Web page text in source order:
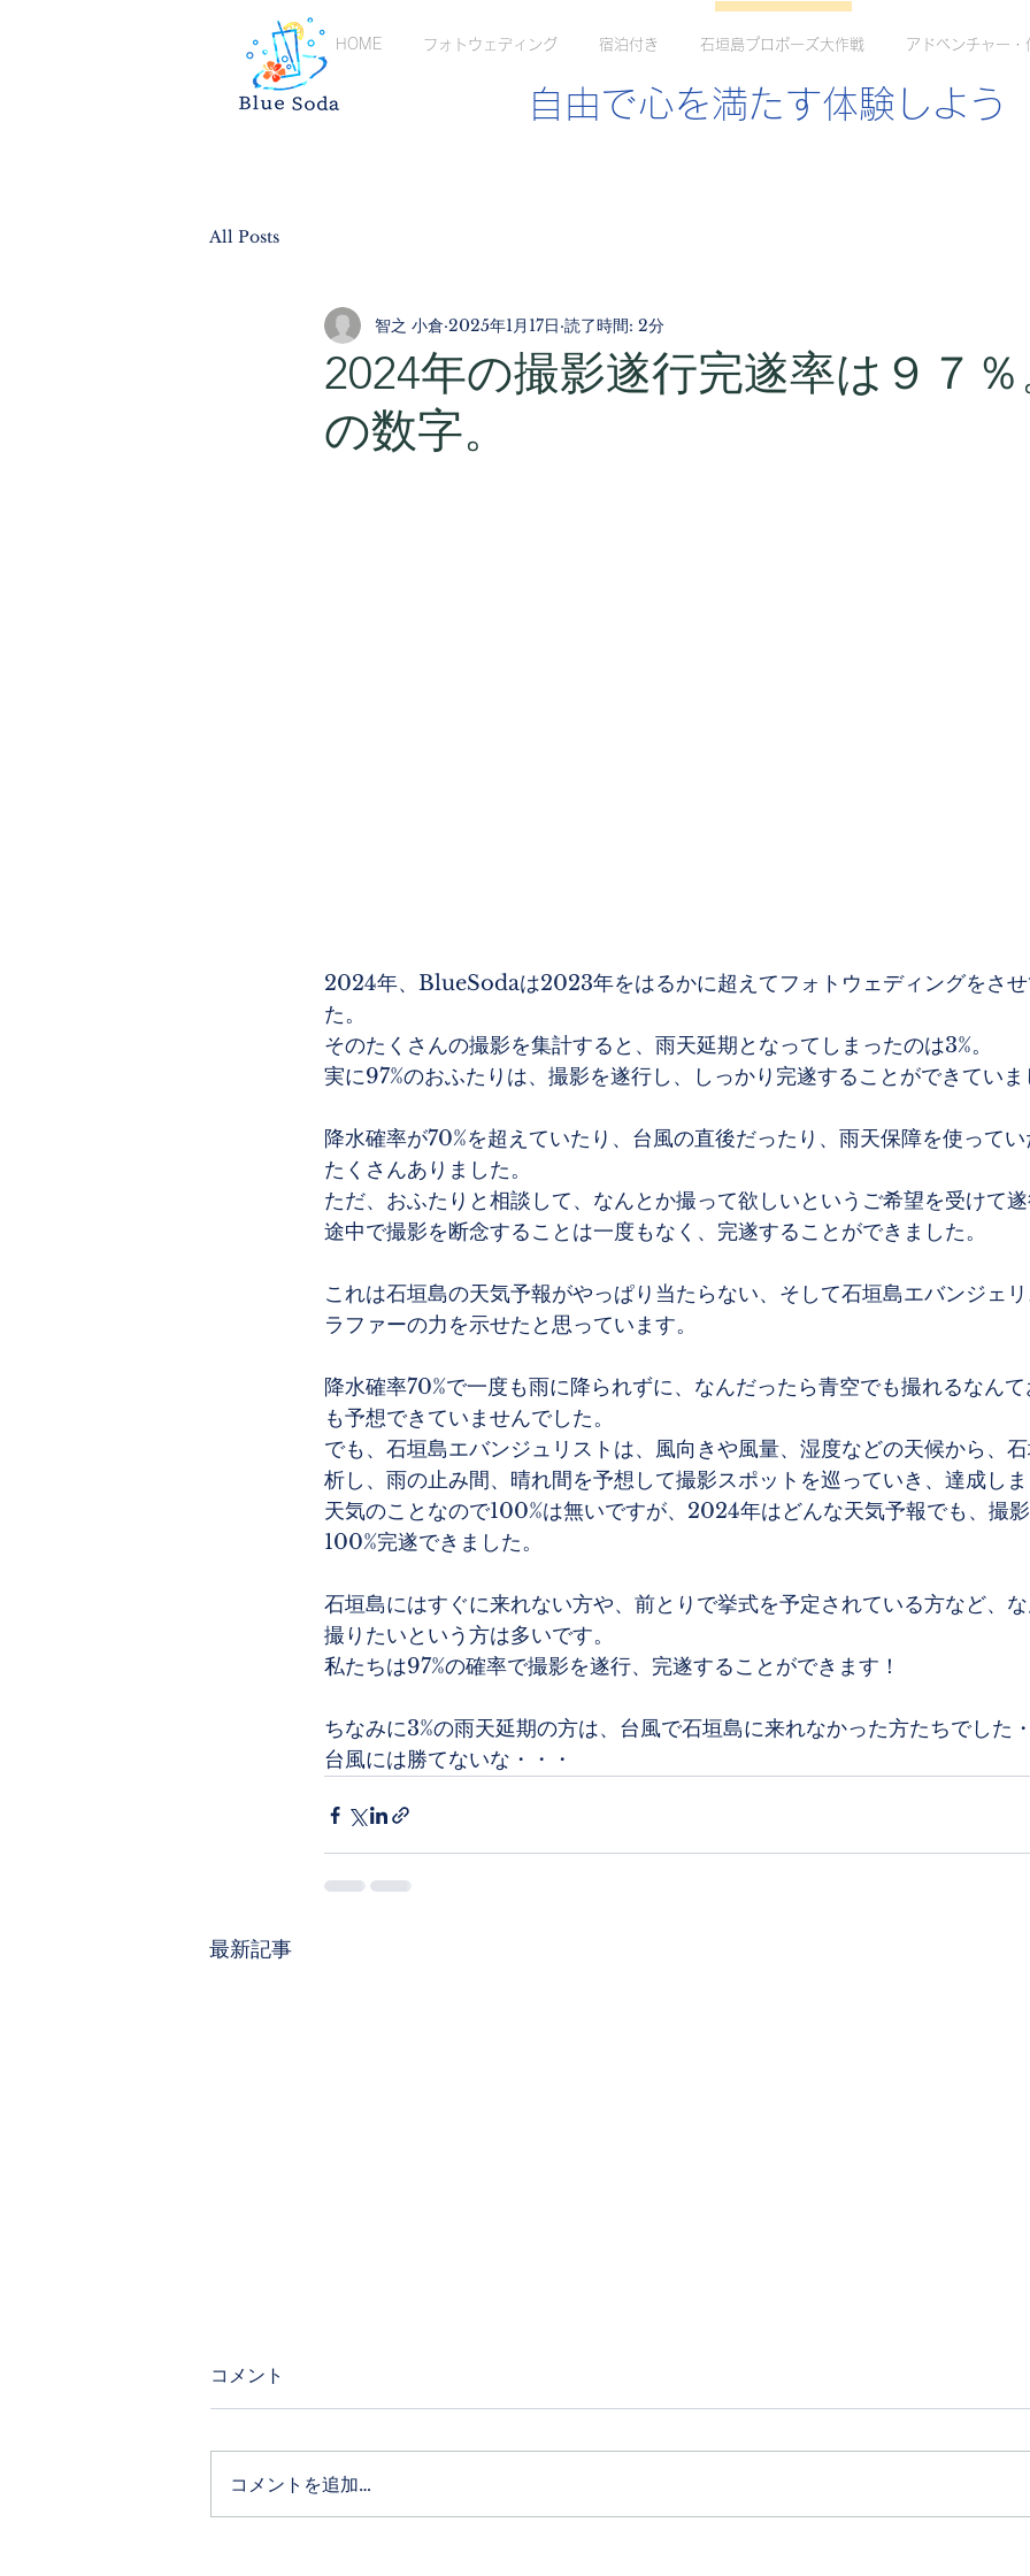
HOME フォトウェディング 宿泊付き 石垣島プロポーズ大作戦 アドベンチャー・
自由で心を満たす体験しよう
All Posts
2024年の撮影遂行完遂率は９７
の数字。
智之 小倉 2025年1月17日 読了時間: 2分
2024年、BlueSodaは2023年をはるかに超えてフォトウェディングをさせ
た。
そのたくさんの撮影を集計すると、雨天延期となってしまったのは3%。
実に97%のおふたりは、撮影を遂行し、しっかり完遂することができていま
降水確率が70%を超えていたり、台風の直後だったり、雨天保障を使って
たくさんありました。
ただ、おふたりと相談して、なんとか撮って欲しいというご希望を受けて遂
途中で撮影を断念することは一度もなく、完遂することができました。
これは石垣島の天気予報がやっぱり当たらない、そして石垣島エバンジェ
ラファーの力を示せたと思っています。
降水確率70%で一度も雨に降られずに、なんだったら青空でも撮れるなん
も予想できていませんでした。
でも、石垣島エバンジュリストは、風向きや風量、湿度などの天候から、
析し、雨の止み間、晴れ間を予想して撮影スポットを巡っていき、達成しま
天気のことなので100%は無いですが、2024年はどんな天気予報でも、撮
100%完遂できました。
石垣島にはすぐに来れない方や、前とりで挙式を予定されている方など、
撮りたいという方は多いです。
私たちは97%の確率で撮影を遂行、完遂することができます！
ちなみに3%の雨天延期の方は、台風で石垣島に来れなかった方たちでした
台風には勝てないな・・・
最新記事
コメント
コメントを追加…